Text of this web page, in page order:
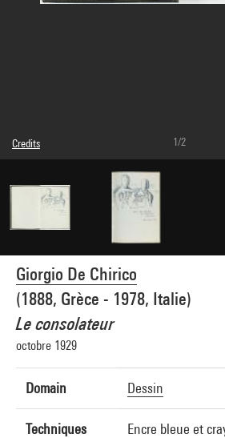
Giorgio De Chirico
(1888, Grèce - 1978, Italie)
Le consolateur
octobre 1929
Domain Dessin
Techniques Encre bleue et
Credits
© Adagp, Paris
Photo credits : Audrey Laurans - Centre Pompidou,
Image reference : 4N97015
Image presentation :
GrandPalaisRmnPhoto
1/2